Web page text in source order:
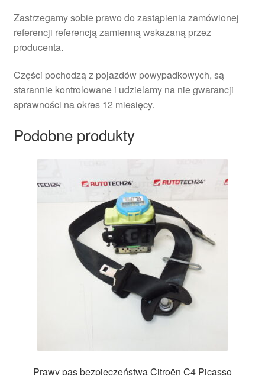
Zastrzegamy sobie prawo do zastąpienia zamówionej
referencji referencją zamienną wskazaną przez
producenta.
Części pochodzą z pojazdów powypadkowych, są
starannie kontrolowane i udzielamy na nie gwarancji
sprawności na okres 12 miesięcy.
Podobne produkty
Prawy pas bezpieczeństwa Citroën C4 Picasso